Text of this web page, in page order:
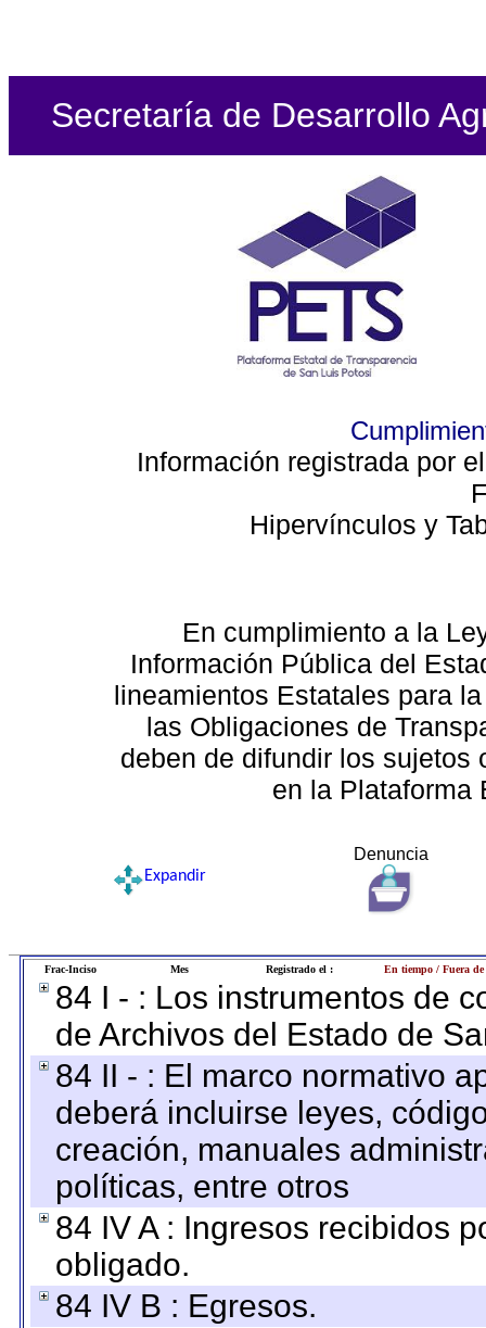
Secretaría de Desarrollo
Información registrada por
Hipervínculos y
En cumplimiento a la
Información Pública del
lineamientos Estatales para
las Obligaciones de
deben de difundir los sujetos
en la Plataforma
Denuncia
Expandir
Frac-Inciso Mes Registrado el : En tiempo / Fuera de
84 I - : Los instrumentos de
de Archivos del Estado de
84 II - : El marco normativo
deberá incluirse leyes,
creación, manuales
políticas, entre otros
84 IV A : Ingresos recibidos
obligado.
84 IV B : Egresos.